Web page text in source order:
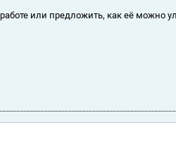
или предложить, как её можно